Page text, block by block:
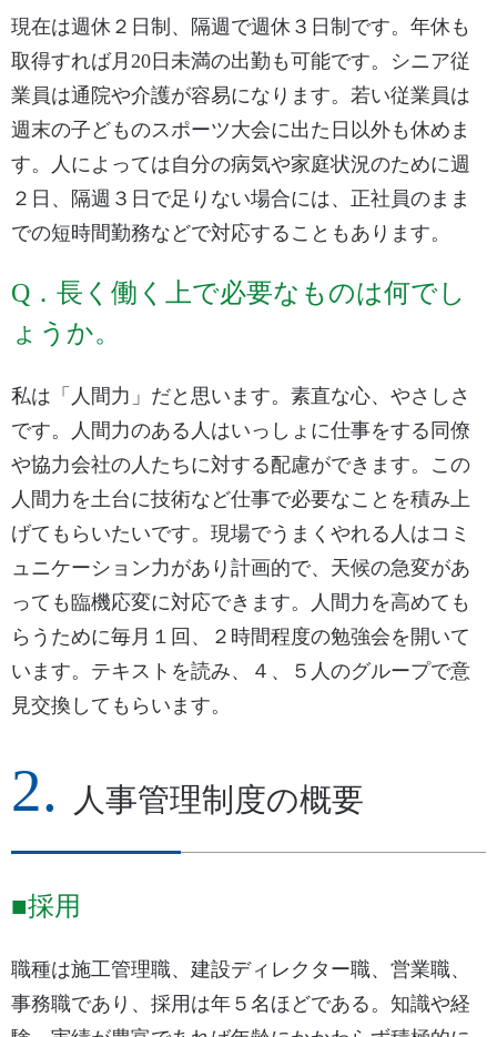
現在は週休２日制、隔週で週休３日制です。年休も
取得すれば月20日未満の出勤も可能です。シニア従
業員は通院や介護が容易になります。若い従業員は
週末の子どものスポーツ大会に出た日以外も休めま
す。人によっては自分の病気や家庭状況のために週
２日、隔週３日で足りない場合には、正社員のまま
での短時間勤務などで対応することもあります。
Q．長く働く上で必要なものは何でし
ょうか。
私は「人間力」だと思います。素直な心、やさしさ
です。人間力のある人はいっしょに仕事をする同僚
や協力会社の人たちに対する配慮ができます。この
人間力を土台に技術など仕事で必要なことを積み上
げてもらいたいです。現場でうまくやれる人はコミ
ュニケーション力があり計画的で、天候の急変があ
っても臨機応変に対応できます。人間力を高めても
らうために毎月１回、２時間程度の勉強会を開いて
います。テキストを読み、４、５人のグループで意
見交換してもらいます。
人事管理制度の概要
■採用
職種は施工管理職、建設ディレクター職、営業職、
事務職であり、採用は年５名ほどである。知識や経